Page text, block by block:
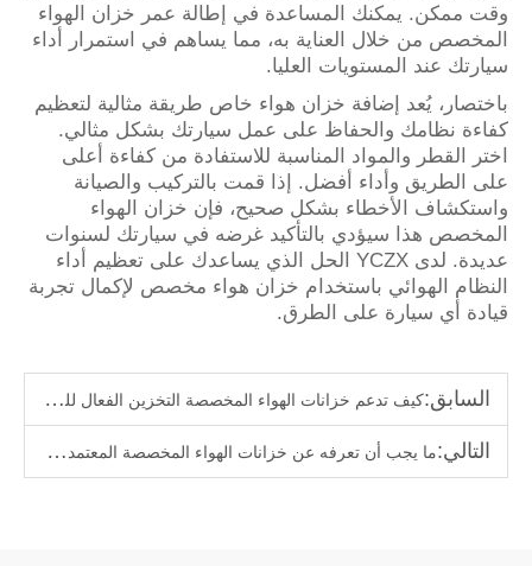
وقت ممكن. يمكنك المساعدة في إطالة عمر خزان الهواء
المخصص من خلال العناية به، مما يساهم في استمرار أداء
سيارتك عند المستويات العليا.
باختصار، يُعد إضافة خزان هواء خاص طريقة مثالية لتعظيم
كفاءة نظامك والحفاظ على عمل سيارتك بشكل مثالي.
اختر القطر والمواد المناسبة للاستفادة من كفاءة أعلى
على الطريق وأداء أفضل. إذا قمت بالتركيب والصيانة
واستكشاف الأخطاء بشكل صحيح، فإن خزان الهواء
المخصص هذا سيؤدي بالتأكيد غرضه في سيارتك لسنوات
عديدة. لدى YCZX الحل الذي يساعدك على تعظيم أداء
النظام الهوائي باستخدام خزان هواء مخصص لإكمال تجربة
قيادة أي سيارة على الطرق.
السابق:كيف تدعم خزانات الهواء المخصصة التخزين الفعال للطاقة
التالي:ما يجب أن تعرفه عن خزانات الهواء المخصصة المعتمدة من ASME